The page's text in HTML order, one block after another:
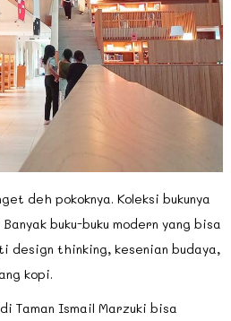
deh pokoknya. Koleksi bukunya
buku-buku modern yang bisa
design thinking, kesenian budaya,
kopi.
Taman Ismail Marzuki bisa